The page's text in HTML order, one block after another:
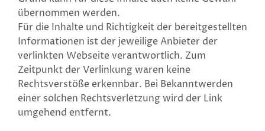
übernommen werden.
Für die Inhalte und Richtigkeit der bereitgestellten
Informationen ist der jeweilige Anbieter der
verlinkten Webseite verantwortlich. Zum
Zeitpunkt der Verlinkung waren keine
Rechtsverstöße erkennbar. Bei Bekanntwerden
einer solchen Rechtsverletzung wird der Link
umgehend entfernt.